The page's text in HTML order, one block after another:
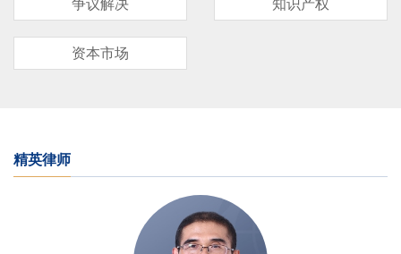
争议解决 知识产权
资本市场
精英律师